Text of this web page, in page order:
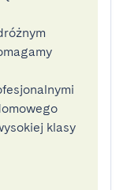
klasy